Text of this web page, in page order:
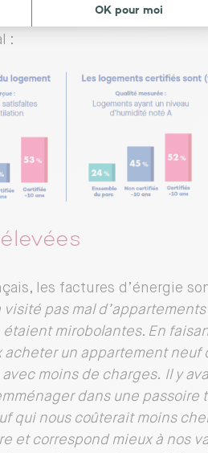
Le dossier sur les bénéfices
:
les factures d’énergie
visité pas mal
mirobolantes. En
un appartement neuf
moins de charges. Il y
dans une passoire
qui nous coûterait moins
et correspond mieux à nos